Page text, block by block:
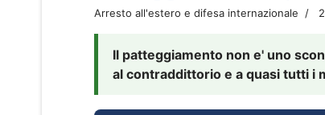
Arresto all'estero e difesa internazionale
Il patteggiamento non e' uno
al contraddittorio e a quasi tutti i